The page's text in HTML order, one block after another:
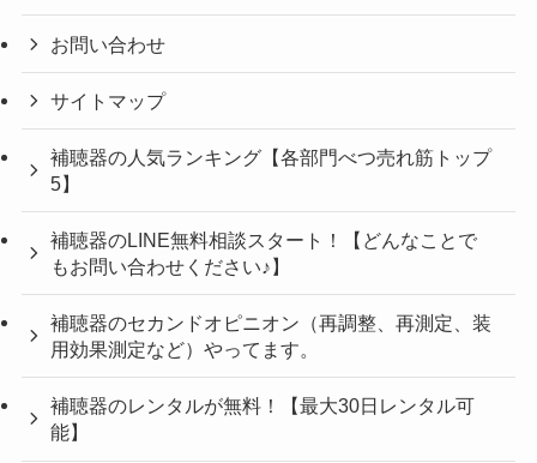
お問い合わせ
サイトマップ
補聴器の人気ランキング【各部門べつ売れ筋トップ
5】
補聴器のLINE無料相談スタート！【どんなことで
もお問い合わせください♪】
補聴器のセカンドオピニオン（再調整、再測定、装
用効果測定など）やってます。
補聴器のレンタルが無料！【最大30日レンタル可
能】